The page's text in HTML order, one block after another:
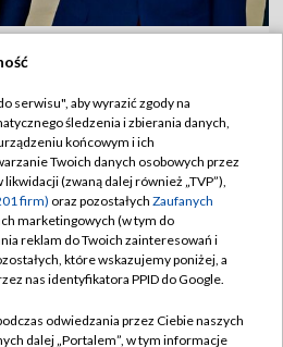
żądają dymisji
FIFA
PIŁKA NOŻNA
ME U23: 25 m pistolet kobiet,
kolarze TDP? Kulisy mobilnej
[WIDEO]
serwisu", aby wyrazić zgody na
śledzenia i zbierania danych,
końcowym i ich
Twoich danych osobowych przez
likwidacji (zwaną dalej również „TVP”),
firm) oraz pozostałych Zaufanych
marketingowych (w tym do
reklam do Twoich zainteresowań i
które wskazujemy poniżej, a
nas identyfikatora PPID do Google.
odwiedzania przez Ciebie naszych
dalej „Portalem”, w tym informacje